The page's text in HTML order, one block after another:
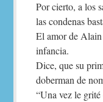
Por cierto, a los
las condenas
El amor de Alain
infancia.
Dice, que su
doberman de
“Una vez le